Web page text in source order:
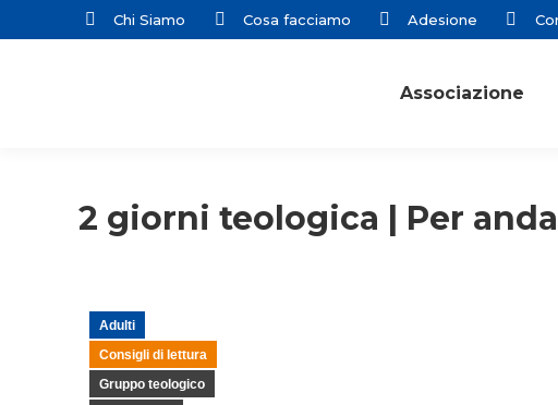
Chi Siamo Cosa facciamo Adesione
Associazione
2 giorni teologica | Per
Adulti
Consigli di lettura
Gruppo teologico